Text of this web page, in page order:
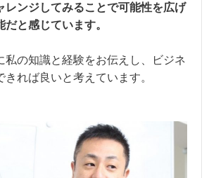
レンジしてみることで可能性を広げ
と感じています。
私の知識と経験をお伝えし、ビジネ
きれば良いと考えています。